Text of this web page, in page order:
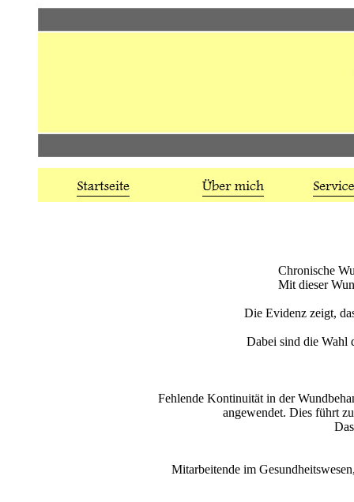
Chronische
Mit dieser
Die Evidenz zeigt,
Dabei sind die Wahl
Fehlende Kontinuität in der
angewendet. Dies führt
Mitarbeitende im